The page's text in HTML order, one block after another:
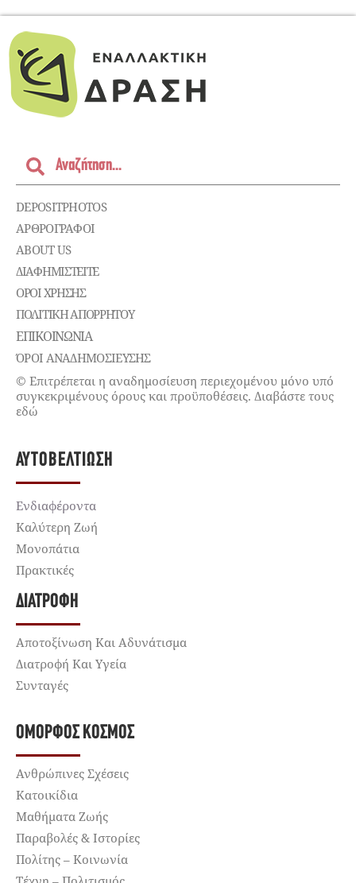
DEPOSITPHOTOS
ΑΡΘΡΟΓΡΑΦΟΙ
ABOUT US
ΔΙΑΦΗΜΙΣΤΕΊΤΕ
ΌΡΟΙ ΧΡΉΣΗΣ
ΠΟΛΙΤΙΚΉ ΑΠΟΡΡΉΤΟΥ
ΕΠΙΚΟΙΝΩΝΊΑ
ΌΡΟΙ ΑΝΑΔΗΜΟΣΙΕΥΣΗΣ
© Επιτρέπεται η αναδημοσίευση περιεχομένου μόνο υπό
συγκεκριμένους όρους και προϋποθέσεις. Διαβάστε τους
εδώ
ΑΥΤΟΒΕΛΤΊΩΣΗ
Ενδιαφέροντα
Καλύτερη Ζωή
Μονοπάτια
Πρακτικές
ΔΙΑΤΡΟΦΉ
Αποτοξίνωση Και Αδυνάτισμα
Διατροφή Και Υγεία
Συνταγές
ΌΜΟΡΦΟΣ ΚΌΣΜΟΣ
Ανθρώπινες Σχέσεις
Κατοικίδια
Μαθήματα Ζωής
Παραβολές & Ιστορίες
Πολίτης – Κοινωνία